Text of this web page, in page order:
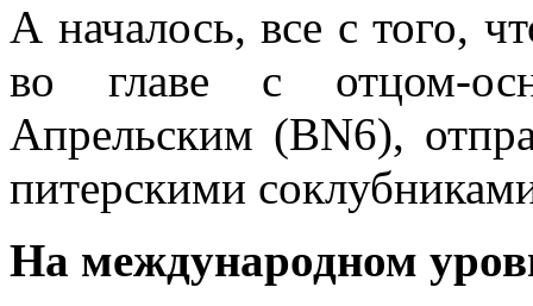
А началось, все с того,
во главе с отцом-
Апрельским (BN6),
питерскими
На международном